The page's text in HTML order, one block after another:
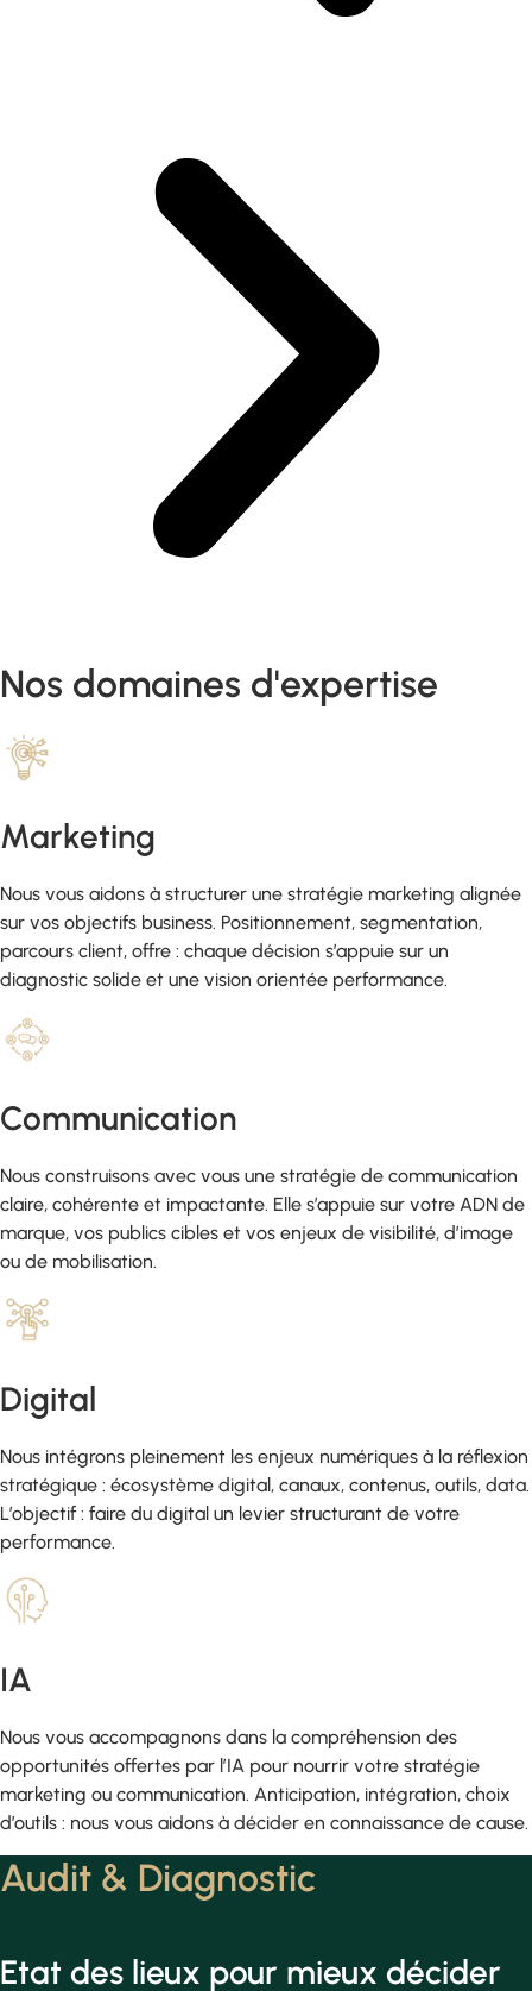
Nos domaines d'expertise
Marketing
Nous vous aidons à structurer une stratégie marketing alignée
sur vos objectifs business. Positionnement, segmentation,
parcours client, offre : chaque décision s’appuie sur un
diagnostic solide et une vision orientée performance.
Communication
Nous construisons avec vous une stratégie de communication
claire, cohérente et impactante. Elle s’appuie sur votre ADN de
marque, vos publics cibles et vos enjeux de visibilité, d’image
ou de mobilisation.
Digital
Nous intégrons pleinement les enjeux numériques à la réflexion
stratégique : écosystème digital, canaux, contenus, outils, data.
L’objectif : faire du digital un levier structurant de votre
performance.
IA
Nous vous accompagnons dans la compréhension des
opportunités offertes par l’IA pour nourrir votre stratégie
marketing ou communication. Anticipation, intégration, choix
d’outils : nous vous aidons à décider en connaissance de cause.
Audit & Diagnostic
Etat des lieux pour mieux décider